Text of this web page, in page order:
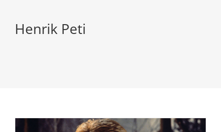
Henrik Peti